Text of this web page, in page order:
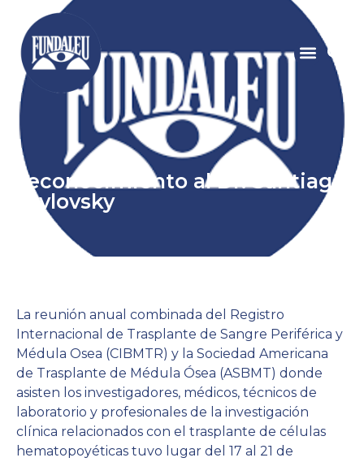
Reconocimiento al Dr. Santiago
Pavlovsky
La reunión anual combinada del Registro
Internacional de Trasplante de Sangre Periférica y
Médula Osea (CIBMTR) y la Sociedad Americana
de Trasplante de Médula Ósea (ASBMT) donde
asisten los investigadores, médicos, técnicos de
laboratorio y profesionales de la investigación
clínica relacionados con el trasplante de células
hematopoyéticas tuvo lugar del 17 al 21 de